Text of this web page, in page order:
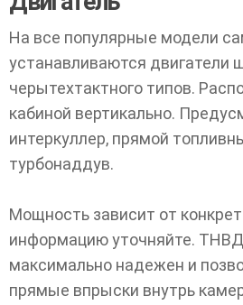
На все популярные модели
устанавливаются двигатели
черытехтактного типов.
кабиной вертикально.
интеркуллер, прямой
турбонаддув.
Мощность зависит от
информацию уточняйте.
максимально надежен и
прямые впрыски внутрь